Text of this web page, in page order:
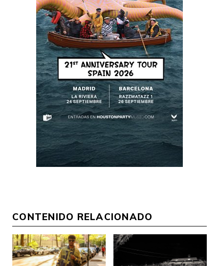
CONTENIDO RELACIONADO